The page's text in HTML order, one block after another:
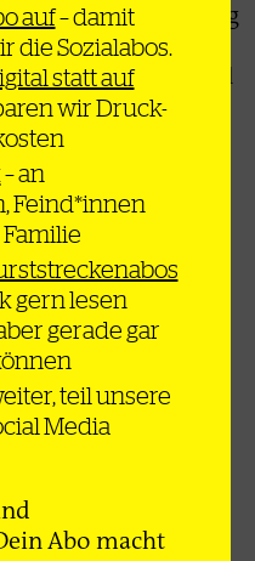
autonome Bewegung
Lebensentwurf,
da wurde nicht viel
öffentlich.
also
jemandem,
aber zu
lebt.
von Berlin-
Wo hat es
auf– damit
die Sozialabos.
statt auf
wir Druck-
– an
Feind*innen
gern lesen
gerade gar
teil unsere
Media
Abo macht